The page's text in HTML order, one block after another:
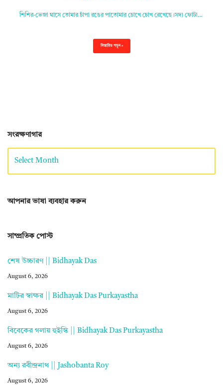
শিশির-ভেজা ঘাসে তোমার চাঁপা রঙের পাতোমার চোখে চোখ রেখেছে।সদ্য ফোটা…
বিস্তারিত পড়ুন »
সংরক্ষণাগার
আপনার ভাষা ব্যবহার করুন
সাম্প্রতিক পোস্ট
শেষ উচ্চারণ || Bidhayak Das
August 6, 2026
মাটির স্বাক্ষর || Bidhayak Das Purkayastha
August 6, 2026
বিবেকের গলায় হুইস্কি || Bidhayak Das Purkayastha
August 6, 2026
অন্য রবীন্দ্রনাথ || Jashobanta Roy
August 6, 2026